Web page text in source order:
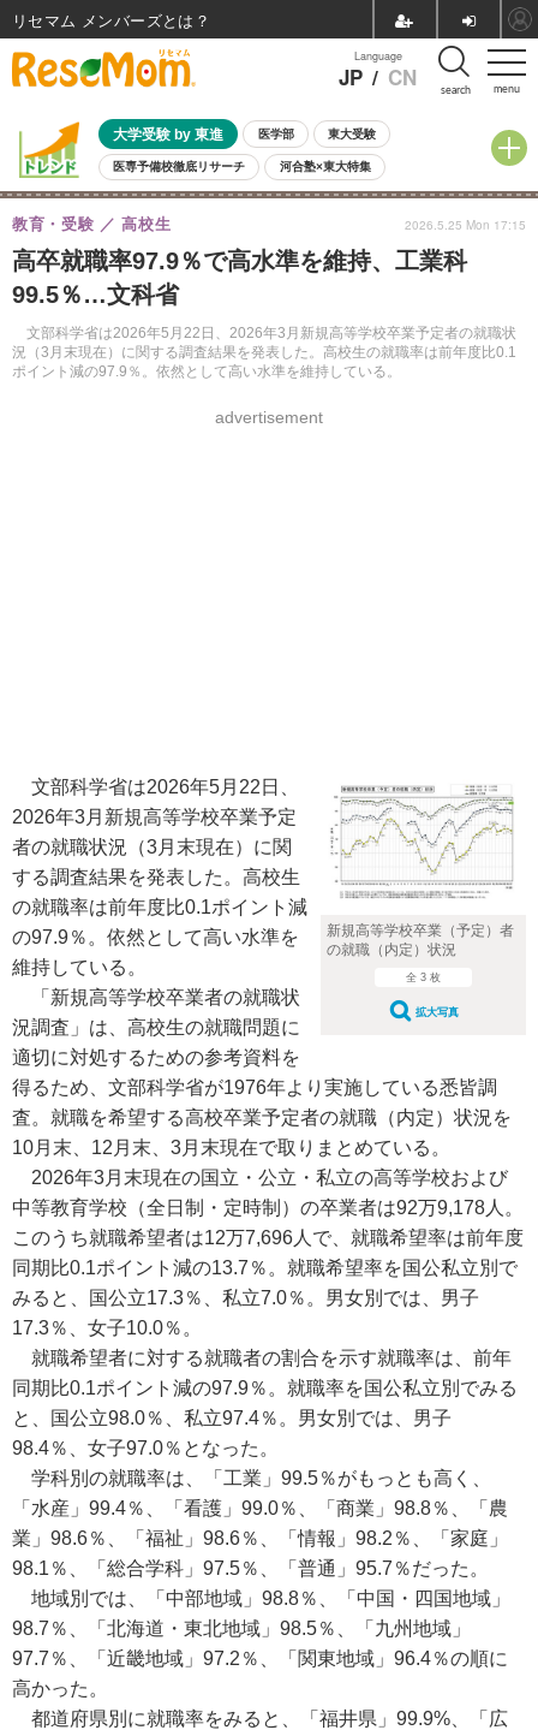
menu
Language
JP / CN search
大学受験 by 東進 医学部 東大受験
医専予備校徹底リサーチ 河合塾×東大特集
親子で考える大学選び 高校受験 中学受験 小学校受験
共通テスト 夏休み
8月開催イベント・WS 全国公立高校 過去問 人気記事
自由研究教材（小学生向け）
高卒就職率97.9％で高水準を維持、工業科
99.5％…文科省
文部科学省は2026年5月22日、2026年3月新規高等学校卒業予定者の就職状
況（3月末現在）に関する調査結果を発表した。高校生の就職率は前年度比0.1
ポイント減の97.9％。依然として高い水準を維持している。
教育・受験 高校生
advertisement
2026.5.25 Mon 17:15
新規高等学校卒業（予定）者
の就職（内定）状況
全 3 枚
拡大写真
文部科学省は2026年5月22日、
2026年3月新規高等学校卒業予定
者の就職状況（3月末現在）に関
する調査結果を発表した。高校生
の就職率は前年度比0.1ポイント減
の97.9％。依然として高い水準を
維持している。
「新規高等学校卒業者の就職状
況調査」は、高校生の就職問題に
適切に対処するための参考資料を
得るため、文部科学省が1976年より実施している悉皆調
査。就職を希望する高校卒業予定者の就職（内定）状況を
10月末、12月末、3月末現在で取りまとめている。
2026年3月末現在の国立・公立・私立の高等学校および
中等教育学校（全日制・定時制）の卒業者は92万9,178人。
このうち就職希望者は12万7,696人で、就職希望率は前年度
同期比0.1ポイント減の13.7％。就職希望率を国公私立別で
みると、国公立17.3％、私立7.0％。男女別では、男子
17.3％、女子10.0％。
就職希望者に対する就職者の割合を示す就職率は、前年
同期比0.1ポイント減の97.9％。就職率を国公私立別でみる
と、国公立98.0％、私立97.4％。男女別では、男子
98.4％、女子97.0％となった。
学科別の就職率は、「工業」99.5％がもっとも高く、
「水産」99.4％、「看護」99.0％、「商業」98.8％、「農
業」98.6％、「福祉」98.6％、「情報」98.2％、「家庭」
98.1％、「総合学科」97.5％、「普通」95.7％だった。
地域別では、「中部地域」98.8％、「中国・四国地域」
98.7％、「北海道・東北地域」98.5％、「九州地域」
97.7％、「近畿地域」97.2％、「関東地域」96.4％の順に
高かった。
都道府県別に就職率をみると、「福井県」99.9%、「広
リセマム メンバーズ